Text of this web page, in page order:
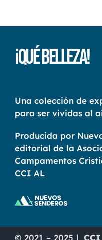
¡Qué Belleza!
Una colección de
para ser vividas al
Producida por
editorial de la
Campamentos
CCI AL